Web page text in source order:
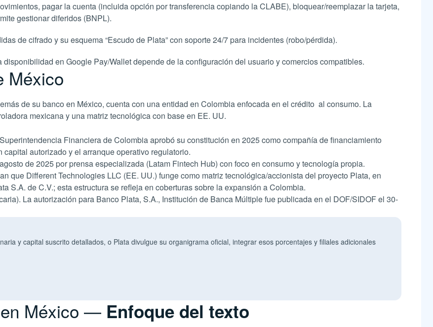
pagar la cuenta (incluida opción por transferencia copiando la CLABE), bloquear/reemplazar la tarjeta,
gestionar diferidos (BNPL).
de cifrado y su esquema “Escudo de Plata” con soporte 24/7 para incidentes (robo/pérdida).
en Google Pay/Wallet depende de la configuración del usuario y comercios compatibles.
México
de su banco en México, cuenta con una entidad en Colombia enfocada en el crédito al consumo. La
mexicana y una matriz tecnológica con base en EE. UU.
Financiera de Colombia aprobó su constitución en 2025 como compañía de financiamiento
autorizado y el arranque operativo regulatorio.
de 2025 por prensa especializada (Latam Fintech Hub) con foco en consumo y tecnología propia.
que Different Technologies LLC (EE. UU.) funge como matriz tecnológica/accionista del proyecto Plata, en
S.A. de C.V.; esta estructura se refleja en coberturas sobre la expansión a Colombia.
La autorización para Banco Plata, S.A., Institución de Banca Múltiple fue publicada en el DOF/SIDOF el 30-
y capital suscrito detallados, o Plata divulgue su organigrama oficial, integrar esos porcentajes y filiales adicionales
México — Enfoque del texto